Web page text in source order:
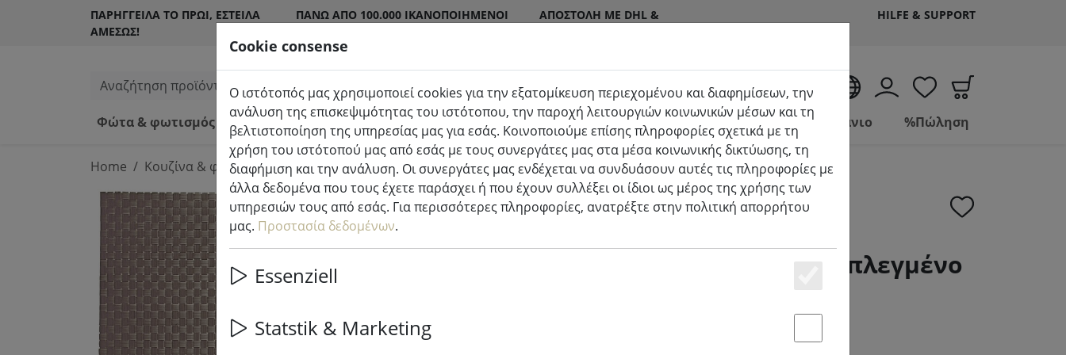
ΠΑΡΉΓΓΕΙΛΑ ΤΟ ΠΡΩΊ, ΈΣΤΕΙΛΑ
ΑΜΈΣΩΣ!
ΠΆΝΩ ΑΠΌ 100.000 ΙΚΑΝΟΠΟΙΗΜΈΝΟΙ
ΑΠΟΣΤΟΛΉ ΜΕ DHL &
HILFE & SUPPORT
Αναζήτηση προϊόντων
Φώτα & φωτισμός
Κεριά LED εσωτερικού & εξωτερικού χώρου Κουζίνα & φαγητό Ζώντας Μπάνιο %Πώληση
Home Κουζίνα & φαγητό Αξεσουάρ κουζίνας
Zone placemat πλαστικό πλεγμένο
Cookie consense
Ο ιστότοπός μας χρησιμοποιεί cookies για την εξατομίκευση περιεχομένου και διαφημίσεων, την
ανάλυση της επισκεψιμότητας του ιστότοπου, την παροχή λειτουργιών κοινωνικών μέσων και τη
βελτιστοποίηση της υπηρεσίας μας για εσάς. Κοινοποιούμε επίσης πληροφορίες σχετικά με τη
χρήση του ιστότοπού μας από εσάς με τους συνεργάτες μας στα μέσα κοινωνικής δικτύωσης, τη
διαφήμιση και την ανάλυση. Οι συνεργάτες μας ενδέχεται να συνδυάσουν αυτές τις πληροφορίες με
άλλα δεδομένα που τους έχετε παράσχει ή που έχουν συλλέξει οι ίδιοι ως μέρος της χρήσης των
υπηρεσιών τους από εσάς. Για περισσότερες πληροφορίες, ανατρέξτε στην πολιτική απορρήτου
μας. Προστασία δεδομένων.
Essenziell
Statstik & Marketing